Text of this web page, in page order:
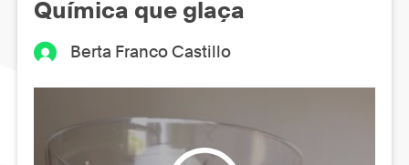
Química que glaça
Berta Franco Castillo